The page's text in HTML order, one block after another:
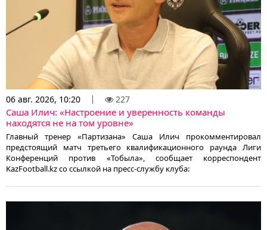
06 авг. 2026, 10:20 227
Саша Илич: «Настроение и уверенность команды
находятся не на том уровне»
Главный тренер «Партизана» Саша Илич прокомментировал
предстоящий матч третьего квалификационного раунда Лиги
Конференций против «Тобыла», сообщает корреспондент
KazFootball.kz со ссылкой на пресс-службу клуба: